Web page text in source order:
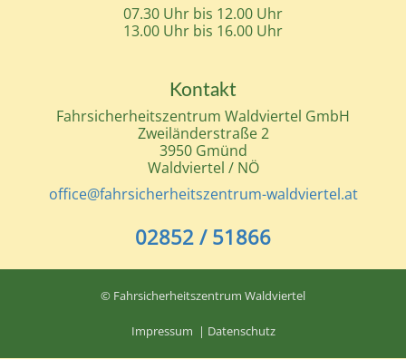
07.30 Uhr bis 12.00 Uhr
13.00 Uhr bis 16.00 Uhr
Kontakt
Fahrsicherheitszentrum Waldviertel GmbH
Zweiländerstraße 2
3950 Gmünd
Waldviertel / NÖ
office@fahrsicherheitszentrum-waldviertel.at
02852 / 51866
© Fahrsicherheitszentrum Waldviertel
Impressum | Datenschutz